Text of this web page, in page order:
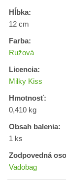
Hĺbka:
12 cm
Farba:
Ružová
Licencia:
Milky Kiss
Hmotnosť:
0,410 kg
Obsah balenia:
1 ks
Zodpovedná
Vadobag